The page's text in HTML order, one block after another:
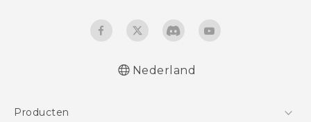
Nederlands - Gebruikershandleiding
Nederland
Producten